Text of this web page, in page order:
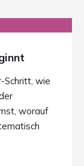
Schritt, wie
worauf